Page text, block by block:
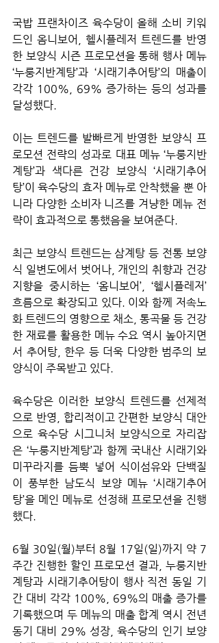
국밥 프랜차이즈 육수당이 올해 소비 키워
드인 옴니보어, 헬시플레저 트렌드를 반영
한 보양식 시즌 프로모션을 통해 행사 메뉴
‘누룽지반계탕’과 ‘시래기추어탕’의 매출이
각각 100%, 69% 증가하는 등의 성과를
달성했다.
이는 트렌드를 발빠르게 반영한 보양식 프
로모션 전략의 성과로 대표 메뉴 ‘누룽지반
계탕’과 색다른 건강 보양식 ‘시래기추어
탕’이 육수당의 효자 메뉴로 안착했을 뿐 아
니라 다양한 소비자 니즈를 겨냥한 메뉴 전
략이 효과적으로 통했음을 보여준다.
최근 보양식 트렌드는 삼계탕 등 전통 보양
식 일변도에서 벗어나, 개인의 취향과 건강
지향을 중시하는 ‘옴니보어’, ‘헬시플레저’
흐름으로 확장되고 있다. 이와 함께 저속노
화 트렌드의 영향으로 채소, 통곡물 등 건강
한 재료를 활용한 메뉴 수요 역시 높아지면
서 추어탕, 한우 등 더욱 다양한 범주의 보
양식이 주목받고 있다.
육수당은 이러한 보양식 트렌드를 선제적
으로 반영, 합리적이고 간편한 보양식 대안
으로 육수당 시그니처 보양식으로 자리잡
은 ‘누룽지반계탕’과 함께 국내산 시래기와
미꾸라지를 듬뿍 넣어 식이섬유와 단백질
이 풍부한 남도식 보양 메뉴 ‘시래기추어
탕’을 메인 메뉴로 선정해 프로모션을 진행
했다.
6월 30일(월)부터 8월 17일(일)까지 약 7
주간 진행한 할인 프로모션 결과, 누룽지반
계탕과 시래기추어탕이 행사 직전 동일 기
간 대비 각각 100%, 69%의 매출 증가를
기록했으며 두 메뉴의 매출 합계 역시 전년
동기 대비 29% 성장, 육수당의 인기 보양